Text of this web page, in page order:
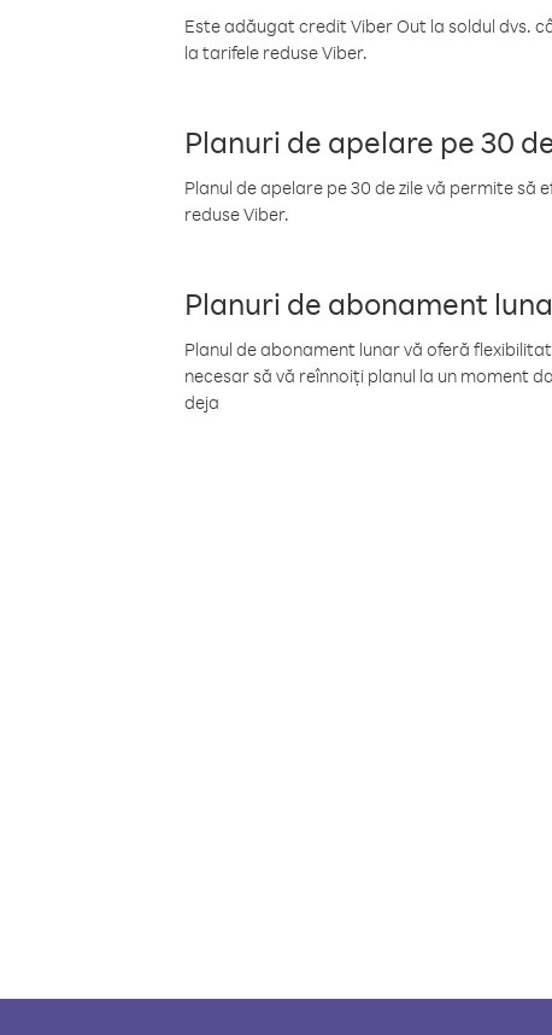
Este adăugat credit Viber Out la soldul dvs.
la tarifele reduse Viber.
Planuri de apelare pe 30
Planul de apelare pe 30 de zile vă permite
reduse Viber.
Planuri de abonament
Planul de abonament lunar vă oferă
necesar să vă reînnoiți planul la un moment
deja